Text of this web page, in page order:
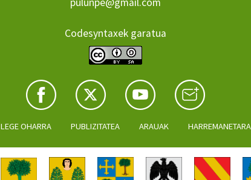
Codesyntaxek garatua
LEGE OHARRA PUBLIZITATEA ARAUAK